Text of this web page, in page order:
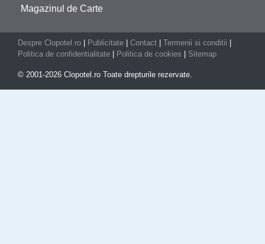
Magazinul de Carte
Despre Clopotel.ro Publicitate Contact Termenii si conditii
Politica de confidentialitate
Politica de cookies Sitemap
© 2001-2026 Clopotel.ro Toate drepturile rezervate.